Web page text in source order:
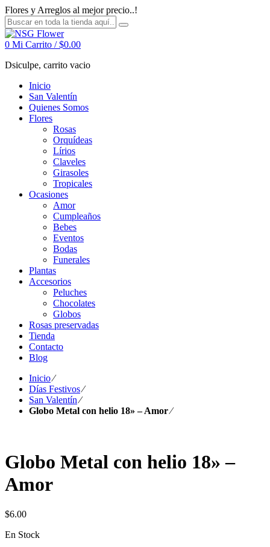
Flores y Arreglos al mejor precio..!
0 Mi Carrito /$0.00
Dsiculpe, carrito vacio
Inicio
San Valentín
Quienes Somos
Flores
Rosas
Orquídeas
Lírios
Claveles
Girasoles
Tropicales
Ocasiones
Amor
Cumpleaños
Bebes
Eventos
Bodas
Funerales
Plantas
Accesorios
Peluches
Chocolates
Globos
Rosas preservadas
Tienda
Contacto
Blog
Inicio⁄
Días Festivos⁄
San Valentín⁄
Globo Metal con helio 18» – Amor⁄
Globo Metal con helio 18» –
Amor
$6.00
En Stock